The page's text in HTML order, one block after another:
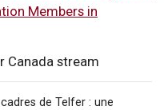
Members in
Canada stream
de Telfer : une